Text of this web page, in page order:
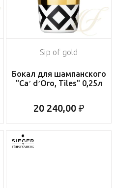
Sip of gold
Бокал для шампанского
"Ca’ d’Oro, Tiles" 0,25л
20 240,00 ₽